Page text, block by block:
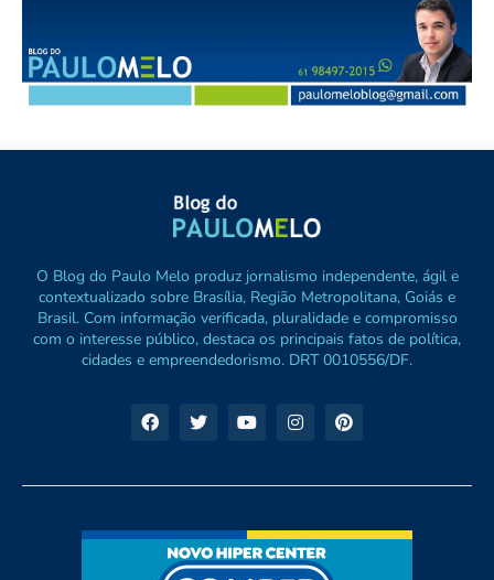
O Blog do Paulo Melo produz jornalismo independente, ágil e
contextualizado sobre Brasília, Região Metropolitana, Goiás e
Brasil. Com informação verificada, pluralidade e compromisso
com o interesse público, destaca os principais fatos de política,
cidades e empreendedorismo. DRT 0010556/DF.